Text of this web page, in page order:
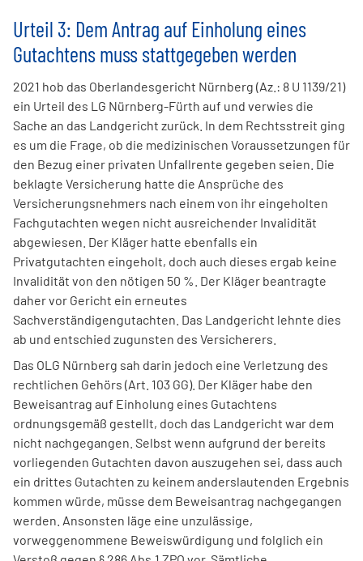
Urteil 3: Dem Antrag auf Einholung eines
Gutachtens muss stattgegeben werden
2021 hob das Oberlandesgericht Nürnberg (Az.: 8 U 1139/21)
ein Urteil des LG Nürnberg-Fürth auf und verwies die
Sache an das Landgericht zurück. In dem Rechtsstreit ging
es um die Frage, ob die medizinischen Voraussetzungen für
den Bezug einer privaten Unfallrente gegeben seien. Die
beklagte Versicherung hatte die Ansprüche des
Versicherungsnehmers nach einem von ihr eingeholten
Fachgutachten wegen nicht ausreichender Invalidität
abgewiesen. Der Kläger hatte ebenfalls ein
Privatgutachten eingeholt, doch auch dieses ergab keine
Invalidität von den nötigen 50 %. Der Kläger beantragte
daher vor Gericht ein erneutes
Sachverständigengutachten. Das Landgericht lehnte dies
ab und entschied zugunsten des Versicherers.
Das OLG Nürnberg sah darin jedoch eine Verletzung des
rechtlichen Gehörs (Art. 103 GG). Der Kläger habe den
Beweisantrag auf Einholung eines Gutachtens
ordnungsgemäß gestellt, doch das Landgericht war dem
nicht nachgegangen. Selbst wenn aufgrund der bereits
vorliegenden Gutachten davon auszugehen sei, dass auch
ein drittes Gutachten zu keinem anderslautenden Ergebnis
kommen würde, müsse dem Beweisantrag nachgegangen
werden. Ansonsten läge eine unzulässige,
vorweggenommene Beweiswürdigung und folglich ein